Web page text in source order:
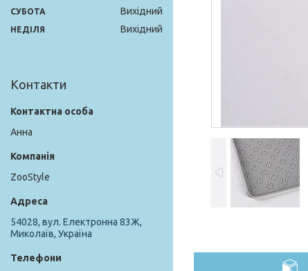
СУБОТА Вихідний
НЕДІЛЯ Вихідний
Контакти
Анна
ZooStyle
54028, вул. Електронна 83Ж,
Миколаїв, Україна